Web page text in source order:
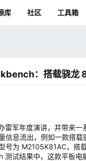
库 社区 工具箱
：搭载骁龙
雷军年度演讲，并带来一
信息流出，例如一款搭
号为 M2105K81AC，搭
测试结果中，这款平板